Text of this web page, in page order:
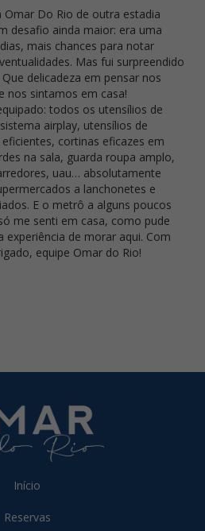
Omar Do Rio de outra estadia
desafio ainda maior: era uma
mais chances para notar
Mas fui surpreendido
delicadeza em pensar nos
nos sintamos em casa!
todos os utensílios de
airplay, utensílios de
cortinas eficazes em
na sala, guarda roupa amplo,
uau… absolutamente
a lanchonetes e
E o metrô a alguns poucos
me senti em casa, como pude
experiência de morar aqui. Com
equipe Omar do Rio!
Início
Reservas